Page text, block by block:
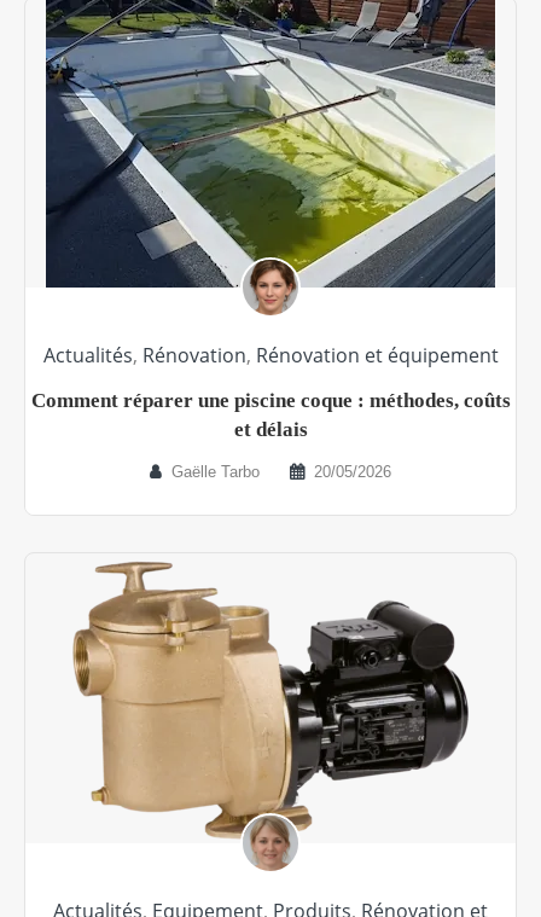
Actualités, Rénovation, Rénovation et équipement
Comment réparer une piscine coque : méthodes, coûts
et délais
Gaëlle Tarbo 20/05/2026
Actualités, Equipement, Produits, Rénovation et